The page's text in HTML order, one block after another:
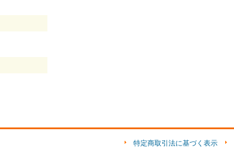
特定商取引法に基づく表示